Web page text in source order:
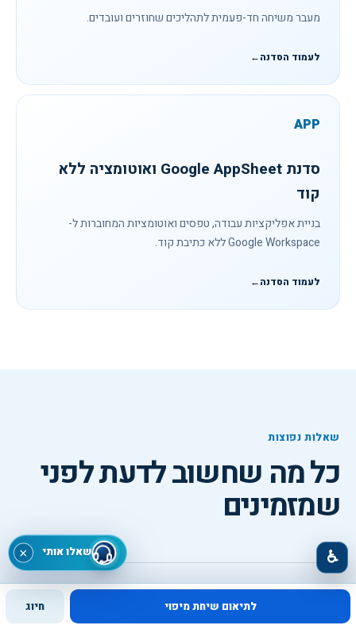
מעבר משיחה חד-פעמית לתהליכים שחוזרים ועובדים.
לעמוד הסדנה←
APP
סדנת Google AppSheet ואוטומציה ללא
קוד
בניית אפליקציות עבודה, טפסים ואוטומציות המחוברות ל-
Google Workspace ללא כתיבת קוד.
לעמוד הסדנה←
שאלות נפוצות
כל מה שחשוב לדעת לפני
שמזמינים
למי מתאימה סדנת AI לתפעול, שרשרת אספקה
לתיאום שיחת מיפוי חיוג
שאלו אותי × ♿